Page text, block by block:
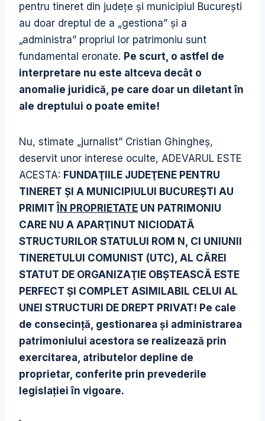
pentru tineret din judeţe şi municipiul Bucureşti
au doar dreptul de a „gestiona” şi a
„administra” propriul lor patrimoniu sunt
fundamental eronate. Pe scurt, o astfel de
interpretare nu este altceva decât o
anomalie juridică, pe care doar un diletant în
ale dreptului o poate emite!
Nu, stimate „jurnalist” Cristian Ghingheş,
deservit unor interese oculte, ADEVARUL ESTE
ACESTA: FUNDAŢIILE JUDEŢENE PENTRU
TINERET ŞI A MUNICIPIULUI BUCUREŞTI AU
PRIMIT
ÎN PROPRIETATE UN PATRIMONIU
CARE NU A APARŢINUT NICIODATĂ
STRUCTURILOR STATULUI ROM N, CI UNIUNII
TINERETULUI COMUNIST (UTC), AL CĂREI
STATUT DE ORGANIZAŢIE OBŞTEASCĂ ESTE
PERFECT ŞI COMPLET ASIMILABIL CELUI AL
UNEI STRUCTURI DE DREPT PRIVAT! Pe cale
de consecinţă, gestionarea şi administrarea
patrimoniului acestora se realizează prin
exercitarea, atributelor depline de
proprietar, conferite prin prevederile
legislaţiei în vigoare.